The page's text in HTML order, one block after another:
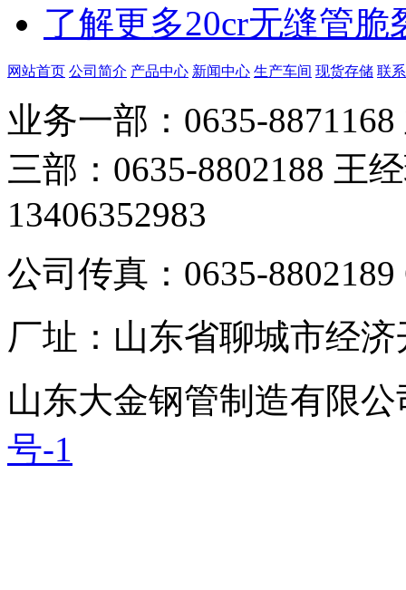
了解更多20cr无缝管脆
网站首页 公司简介 产品中心 新闻中心 生产车间 现货存储 联
业务一部：0635-
三部：0635-8802188 王
13406352983
公司传真：0635-
厂址：山东省聊城市经
山东大金钢管制造有限
号-1